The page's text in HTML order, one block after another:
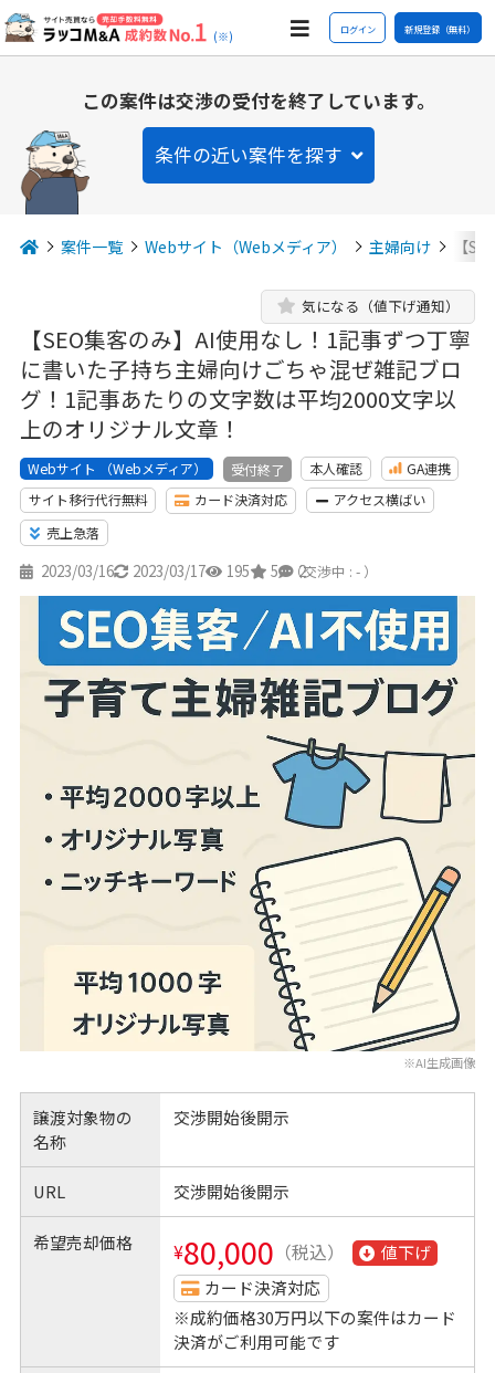
(※) ログイン 新規登録（無料）
この案件は交渉の受付を終了しています。
条件の近い案件を探す
案件一覧 Webサイト（Webメディア） 主婦向け 【
【SEO集客のみ】AI使用なし！1記事ずつ丁寧
に書いた子持ち主婦向けごちゃ混ぜ雑記ブロ
グ！1記事あたりの文字数は平均2000文字以
上のオリジナル文章！
気になる（値下げ通知）
Webサイト （Webメディア） 受付終了 本人確認
GA連携
サイト移行代行無料
カード決済対応
アクセス横ばい
売上急落
2023/03/16 2023/03/17 195 5 2
（交渉中 : - ）
※AI生成画像
譲渡対象物の
名称
交渉開始後開示
URL 交渉開始後開示
希望売却価格 ¥80,000 （税込）
値下げ
カード決済対応
※成約価格30万円以下の案件はカード
決済がご利用可能です